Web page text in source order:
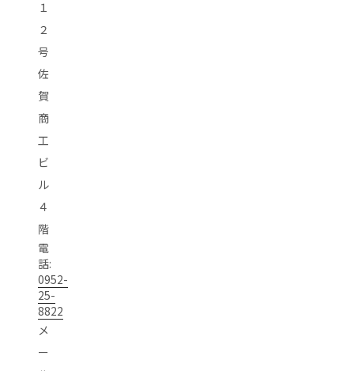
１
２
号
佐
賀
商
工
ビ
ル
４
階
電
話:
0952-
25-
8822
メ
ー